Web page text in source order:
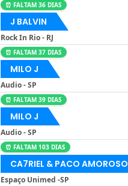
⏰ FALTAM 36 DIAS
J BALVIN
Rock In Rio - RJ
⏰ FALTAM 37 DIAS
MILO J
Audio - SP
⏰ FALTAM 39 DIAS
MILO J
Audio - SP
⏰ FALTAM 103 DIAS
CA7RIEL & PACO AMOROSO
Espaço Unimed -SP